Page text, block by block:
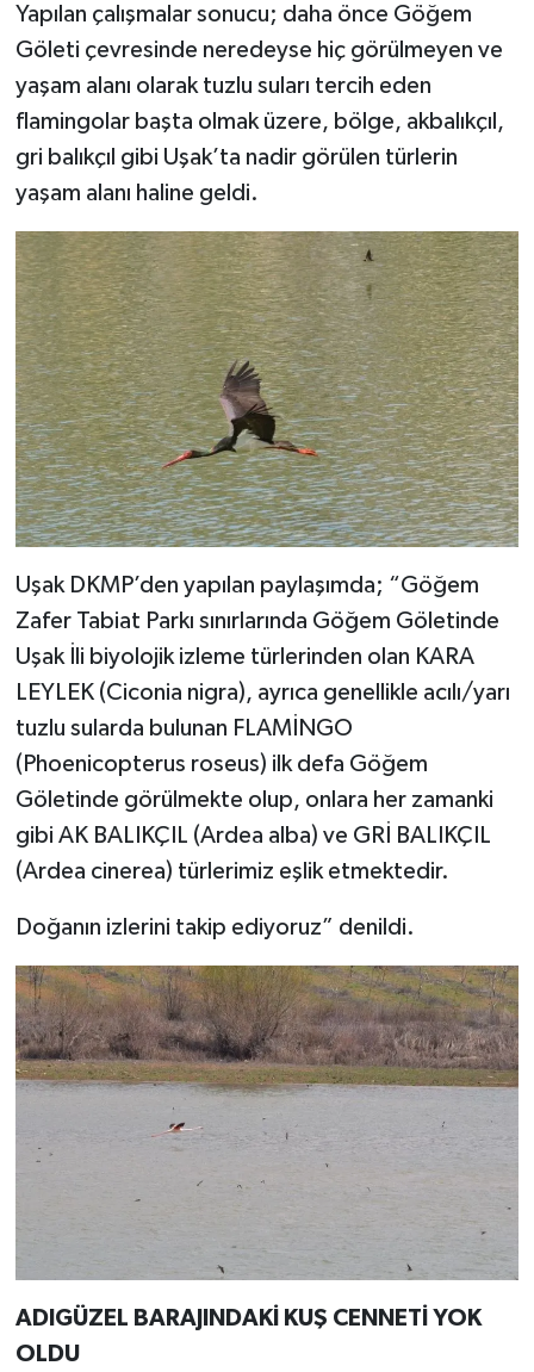
Yapılan çalışmalar sonucu; daha önce Göğem
Göleti çevresinde neredeyse hiç görülmeyen ve
yaşam alanı olarak tuzlu suları tercih eden
flamingolar başta olmak üzere, bölge, akbalıkçıl,
gri balıkçıl gibi Uşak’ta nadir görülen türlerin
yaşam alanı haline geldi.
Uşak DKMP’den yapılan paylaşımda; “Göğem
Zafer Tabiat Parkı sınırlarında Göğem Göletinde
Uşak İli biyolojik izleme türlerinden olan KARA
LEYLEK (Ciconia nigra), ayrıca genellikle acılı/yarı
tuzlu sularda bulunan FLAMİNGO
(Phoenicopterus roseus) ilk defa Göğem
Göletinde görülmekte olup, onlara her zamanki
gibi AK BALIKÇIL (Ardea alba) ve GRİ BALIKÇIL
(Ardea cinerea) türlerimiz eşlik etmektedir.
Doğanın izlerini takip ediyoruz” denildi.
ADIGÜZEL BARAJINDAKİ KUŞ CENNETİ YOK
OLDU